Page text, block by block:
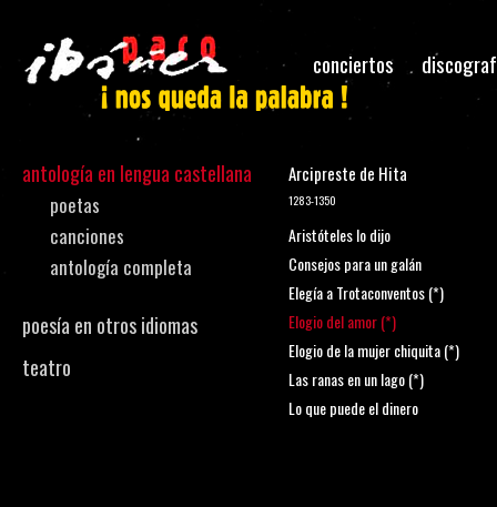
conciertos
Arcipreste de Hita
1283-1350
Aristóteles lo dijo
Consejos para un galán
Elegía a Trotaconventos (*)
Elogio del amor (*)
Elogio de la mujer chiquita (*)
Las ranas en un lago (*)
Lo que puede el dinero
antología en lengua castellana
poetas
canciones
antología completa
poesía en otros idiomas
teatro